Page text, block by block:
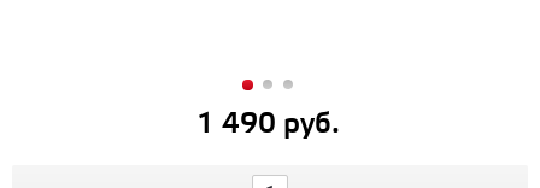
1 490 руб.